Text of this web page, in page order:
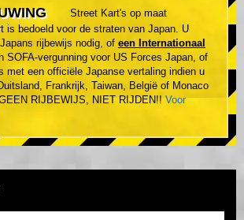
Street Kart's op maat
is bedoeld voor de straten van Japan. U
rijbewijs nodig, of een Internationaal
SOFA-vergunning voor US Forces Japan, of
met een officiële Japanse vertaling indien u
Frankrijk, Taiwan, België of Monaco
RIJBEWIJS, NIET RIJDEN!! Voor